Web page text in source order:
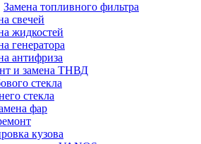
Замена топливного фильтра
свечей
жидкостей
генератора
антифриза
и замена ТНВД
стекла
стекла
фар
кузова